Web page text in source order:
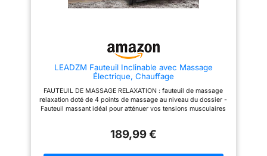
astucieux à portée de
près de vous : les
poches latérales
pratiques accueillent
télécommande, livre,
tablette ou magazine
pour des instants de
interruption.
Structure robuste &
confortablement.
d’une capacité de charge allant
quotidien. 【Porte-gobelets
télé ininterrompue】 Deux
porte-gobelets latéraux intégrés
boissons à portée de main.
Ainsi, rien ne vient interrompre
votre détente – idéal pour de
dans votre salon. 【Montage
LEADZM Fauteuil Inclinable avec Massage
Électrique, Chauffage
FAUTEUIL DE MASSAGE RELAXATION : fauteuil de massage
relaxation doté de 4 points de massage au niveau du dossier -
Fauteuil massant idéal pour atténuer vos tensions musculaires
relaxantes POSITION DOSSIER & REPOSE-PIED RÉGLABLE :
(jusqu'à 135°) et position du repose pied ajustable
189,99 €